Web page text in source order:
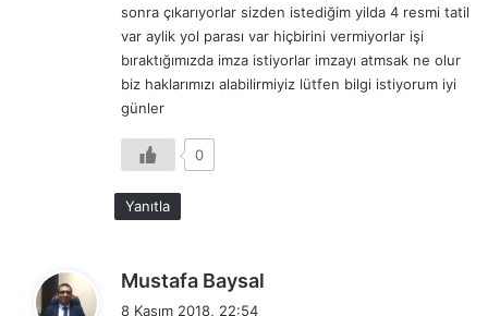
k
i
:
sonra çıkarıyorlar sizden istediğim yilda 4 resmi tatil
var aylik yol parası var hiçbirini vermiyorlar işi
bıraktığımızda imza istiyorlar imzayı atmsak ne olur
biz haklarımızı alabilirmiyiz lütfen bilgi istiyorum iyi
günler
0
Yanıtla
Mustafa Baysal
8 Kasım 2018, 22:54